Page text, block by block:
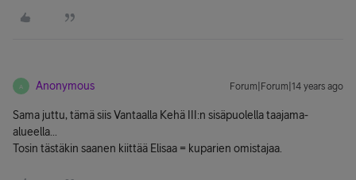
A Anonymous Forum|Forum|14 years ago
Sama juttu, tämä siis Vantaalla Kehä III:n sisäpuolella taajama-
alueella...
Tosin tästäkin saanen kiittää Elisaa = kuparien omistajaa.